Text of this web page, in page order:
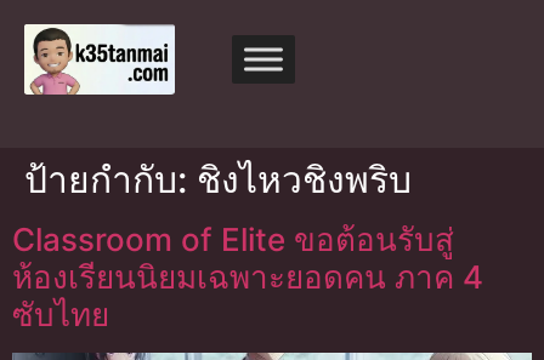
ป้ายกำกับ: ชิงไหวชิงพริบ
Classroom of Elite ขอต้อนรับสู่
ห้องเรียนนิยมเฉพาะยอดคน ภาค 4
ซับไทย